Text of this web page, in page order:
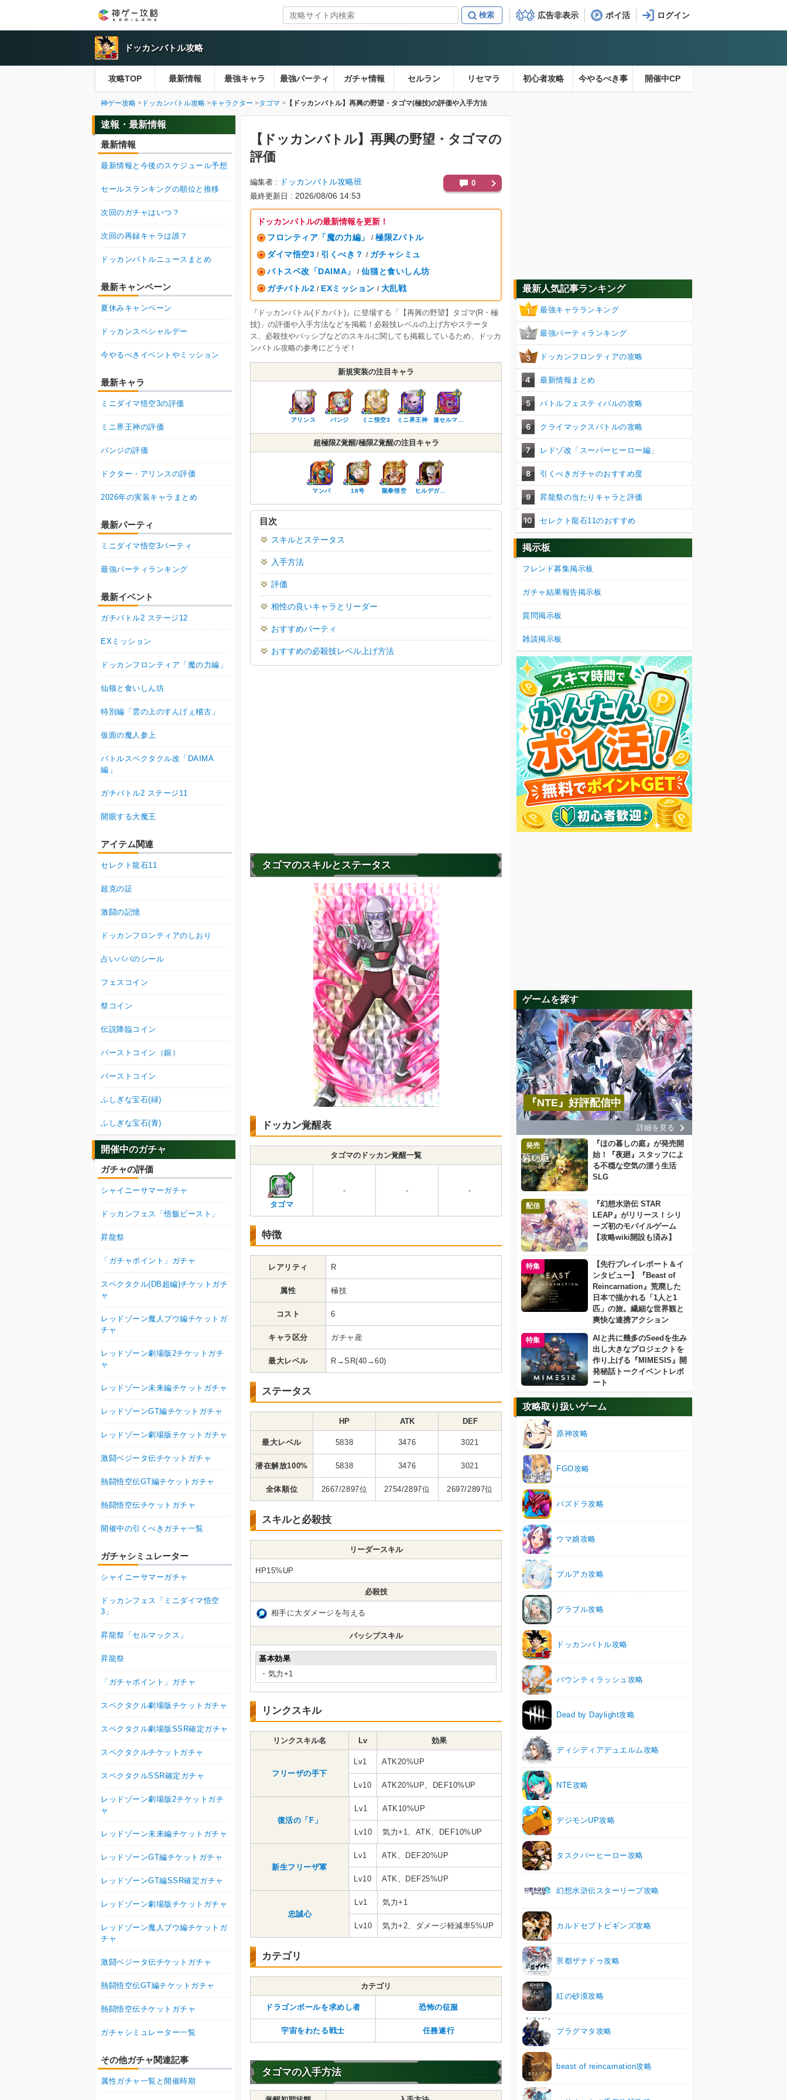
広告非表示 ポイ活
ドッカンバトル攻略
攻略TOP 最新情報 最強キャラ 最強パーティ ガチャ情報 セルラン リセマラ 初心者攻略 今やるべき事 開催中CP
神ゲー攻略 ドッカンバトル攻略 キャラクター タゴマ 【ドッカンバトル】再興の野望・タゴマ(極技)の評価や入手方法
【ドッカンバトル】 再興の野望・タゴマの
評価
編集者 ドッカンバトル攻略班
最終更新日 2026/08/06 14:53
0
ドッカンバトルの最新情報を更新！
フロンティア「魔の力編」
/ 極限Zバトル
ダイマ悟空3 / 引くべき？ / ガチャシミュ
バトスペ改「DAIMA」
/ 仙猫と食いしん坊
ガチバトル2 / EXミッション / 大乱戦
『ドッカンバトル(ドカバト)』に登場する「【再興の野望】タゴマ(R・極
技)」の評価や入手方法などを掲載！必殺技レベルの上げ方やステータ
ス、必殺技やパッシブなどのスキルに関しても掲載しているため、ドッカ
ンバトル攻略の参考にどうぞ！
新規実装の注目キャラ
アリンス パンジ ミニ悟空3 ミニ界王神 速セルマ…
超極限Z覚醒/極限Z覚醒の注目キャラ
マンバ 18号 龍拳悟空 ヒルデガ…
目次
スキルとステータス
入手方法
評価
相性の良いキャラとリーダー
おすすめパーティ
おすすめの必殺技レベル上げ方法
タゴマのスキルとステータス
ドッカン覚醒表
タゴマのドッカン覚醒一覧
タゴマ
- - -
特徴
レアリティ R
属性 極技
コスト 6
キャラ区分 ガチャ産
最大レベル R→SR(40→60)
ステータス
HP ATK DEF
最大レベル 5838 3476 3021
潜在解放100% 5838 3476 3021
全体順位 2667/2897位 2754/2897位 2697/2897位
スキルと必殺技
リーダースキル
HP15%UP
必殺技
相手に大ダメージを与える
パッシブスキル
基本効果
・気力+1
リンクスキル
リンクスキル名 Lv 効果
フリーザの手下
Lv1 ATK20%UP
Lv10 ATK20%UP、DEF10%UP
復活の「F」
Lv1 ATK10%UP
Lv10 気力+1、ATK、DEF10%UP
新生フリーザ軍
Lv1 ATK、DEF20%UP
Lv10 ATK、DEF25%UP
忠誠心
Lv1 気力+1
Lv10 気力+2、ダメージ軽減率5%UP
カテゴリ
カテゴリ
ドラゴンボールを求めし者 恐怖の征服
宇宙をわたる戦士 任務遂行
タゴマの入手方法
最新人気記事ランキング
1 最強キャラランキング
2 最強パーティランキング
3 ドッカンフロンティアの攻略
4 最新情報まとめ
5 バトルフェスティバルの攻略
6 クライマックスバトルの攻略
7 レドゾ改「スーパーヒーロー編」
8 引くべきガチャのおすすめ度
9 昇龍祭の当たりキャラと評価
10 セレクト龍石11のおすすめ
掲示板
フレンド募集掲示板
ガチャ結果報告掲示板
質問掲示板
雑談掲示板
ゲームを探す
『NTE』好評配信中
詳細を見る
発売
『ほの暮しの庭』が発売開
始！『夜廻』スタッフによ
る不穏な空気の漂う生活
SLG
配信
『幻想水滸伝 STAR
LEAP』がリリース！シリ
ーズ初のモバイルゲーム
【攻略wiki開設も済み】
特集
【先行プレイレポート＆イ
ンタビュー】『Beast of
Reincarnation』荒廃した
日本で描かれる「1人と1
匹」の旅。繊細な世界観と
爽快な連携アクション
特集
AIと共に幾多のSeedを生み
出し大きなプロジェクトを
作り上げる『MIMESIS』開
発秘話トークイベントレポ
ート
攻略取り扱いゲーム
原神攻略
FGO攻略
パズドラ攻略
ウマ娘攻略
ブルアカ攻略
グラブル攻略
ドッカンバトル攻略
バウンティラッシュ攻略
Dead by Daylight攻略
ディシディアデュエルム攻略
NTE攻略
デジモンUP攻略
タスクバーヒーロー攻略
幻想水滸伝スターリープ攻略
カルドセプトビギンズ攻略
亰都ザナドゥ攻略
紅の砂漠攻略
プラグマタ攻略
beast of reincarnation攻略
速報・最新情報
最新情報
最新情報と今後のスケジュール予想
セールスランキングの順位と推移
次回のガチャはいつ？
次回の再録キャラは誰？
ドッカンバトルニュースまとめ
最新キャンペーン
夏休みキャンペーン
ドッカンスペシャルデー
今やるべきイベントやミッション
最新キャラ
ミニダイマ悟空3の評価
ミニ界王神の評価
パンジの評価
ドクター・アリンスの評価
2026年の実装キャラまとめ
最新パーティ
ミニダイマ悟空3パーティ
最強パーティランキング
最新イベント
ガチバトル2 ステージ12
EXミッション
ドッカンフロンティア「魔の力編」
仙猫と食いしん坊
特別編「雲の上のすんげぇ稽古」
仮面の魔人参上
バトルスペクタクル改「DAIMA
編」
ガチバトル2 ステージ11
開眼する大魔王
アイテム関連
セレクト龍石11
超克の証
激闘の記憶
ドッカンフロンティアのしおり
占いババのシール
フェスコイン
祭コイン
伝説降臨コイン
バーストコイン（銀）
バーストコイン
ふしぎな宝石(緑)
ふしぎな宝石(青)
開催中のガチャ
ガチャの評価
シャイニーサマーガチャ
ドッカンフェス「悟飯ビースト」
昇龍祭
「ガチャポイント」ガチャ
スペクタクル(DB超編)チケットガチ
ャ
レッドゾーン魔人ブウ編チケットガ
チャ
レッドゾーン劇場版2チケットガチ
ャ
レッドゾーン未来編チケットガチャ
レッドゾーンGT編チケットガチャ
レッドゾーン劇場版チケットガチャ
激闘ベジータ伝チケットガチャ
熱闘悟空伝GT編チケットガチャ
熱闘悟空伝チケットガチャ
開催中の引くべきガチャ一覧
ガチャシミュレーター
シャイニーサマーガチャ
ドッカンフェス「ミニダイマ悟空
3」
昇龍祭「セルマックス」
昇龍祭
「ガチャポイント」ガチャ
スペクタクル劇場版チケットガチャ
スペクタクル劇場版SSR確定ガチャ
スペクタクルチケットガチャ
スペクタクルSSR確定ガチャ
レッドゾーン劇場版2チケットガチ
ャ
レッドゾーン未来編チケットガチャ
レッドゾーンGT編チケットガチャ
レッドゾーンGT編SSR確定ガチャ
レッドゾーン劇場版チケットガチャ
レッドゾーン魔人ブウ編チケットガ
チャ
激闘ベジータ伝チケットガチャ
熱闘悟空伝GT編チケットガチャ
熱闘悟空伝チケットガチャ
ガチャシミュレーター一覧
その他ガチャ関連記事
属性ガチャ一覧と開催時期